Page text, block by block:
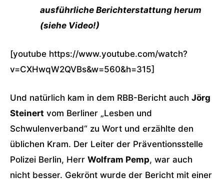
ausführliche Berichterstattung herum
(siehe Video!)
[youtube https://www.youtube.com/watch?
v=CXHwqW2QVBs&w=560&h=315]
Und natürlich kam in dem RBB-Bericht auch Jörg
Steinert vom Berliner „Lesben und
Schwulenverband“ zu Wort und erzählte den
üblichen Kram. Der Leiter der Präventionsstelle
Polizei Berlin, Herr Wolfram Pemp, war auch
nicht besser. Gekrönt wurde der Bericht mit einer